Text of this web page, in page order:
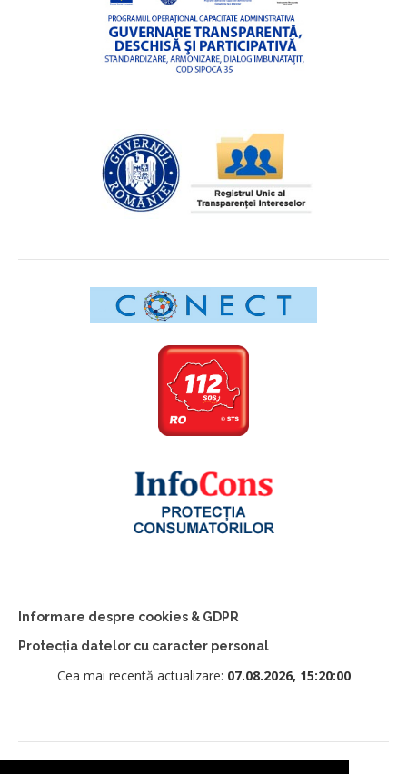
Informare despre cookies & GDPR
Protecția datelor cu caracter personal
Cea mai recentă actualizare: 07.08.2026, 15:20:00